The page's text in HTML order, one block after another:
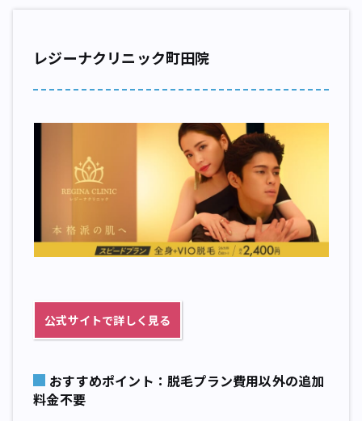
レジーナクリニック町田院
公式サイトで詳しく見る
おすすめポイント：脱毛プラン費用以外の追加
料金不要